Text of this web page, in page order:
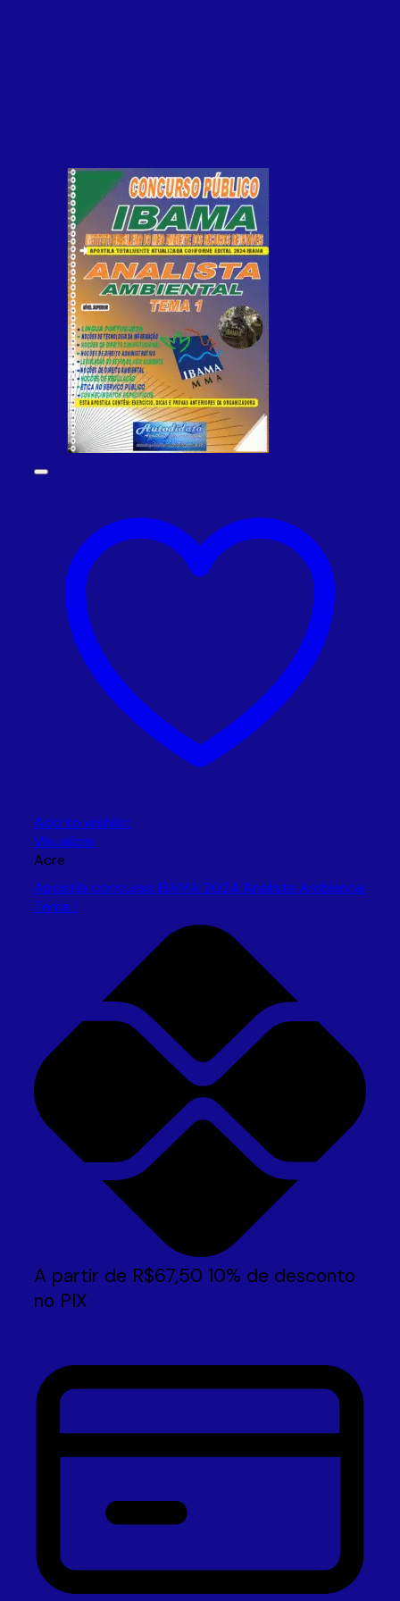
Add to wishlist
Visualizar
Acre
Apostila concurso IBAMA 2024 Analista Ambiental
Tema 1
A partir de R$67,50 10% de desconto
no PIX